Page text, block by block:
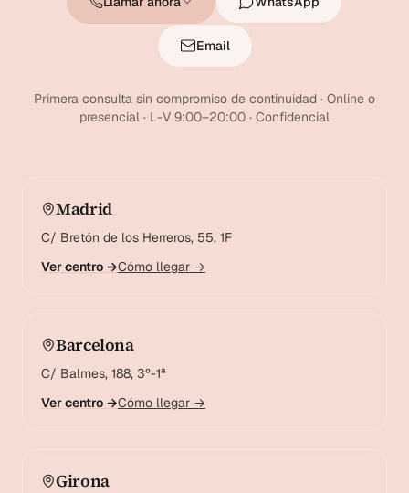
Email
Primera consulta sin compromiso de continuidad · Online o
presencial · L-V 9:00–20:00 · Confidencial
Madrid
C/ Bretón de los Herreros, 55, 1F
Ver centro →Cómo llegar →
Barcelona
C/ Balmes, 188, 3º-1ª
Ver centro →Cómo llegar →
Girona